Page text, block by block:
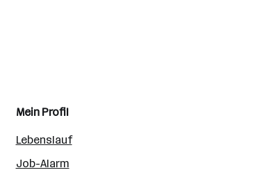
Mein Profil
Lebenslauf
Job-Alarm